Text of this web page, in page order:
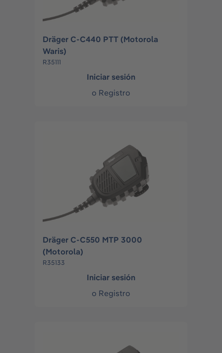
Dräger C-C440 PTT (Motorola
Waris)
R35111
Iniciar sesión
o Registro
Dräger C-C550 MTP 3000
(Motorola)
R35133
Iniciar sesión
o Registro